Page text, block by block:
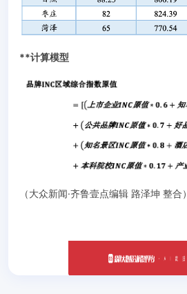
**计算模型
（大众新闻·齐鲁壹点编辑 路泽坤 整合）